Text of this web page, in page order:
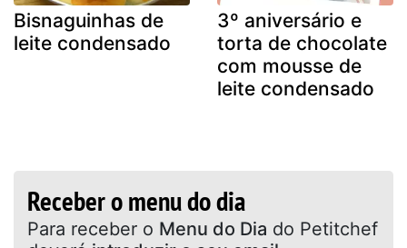
Bisnaguinhas de
leite condensado
3º aniversário e
torta de chocolate
com mousse de
leite condensado
Receber o menu do dia
Para receber o Menu do Dia do Petitchef